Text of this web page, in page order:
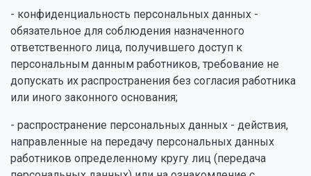
- конфиденциальность персональных данных -
обязательное для соблюдения назначенного
ответственного лица, получившего доступ к
персональным данным работников, требование не
допускать их распространения без согласия работника
или иного законного основания;
- распространение персональных данных - действия,
направленные на передачу персональных данных
работников определенному кругу лиц (передача